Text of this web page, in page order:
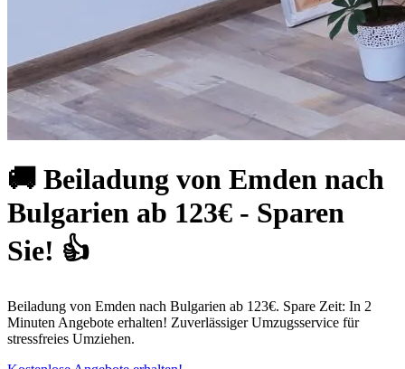
🚚 Beiladung von Emden nach
Bulgarien ab 123€ - Sparen
Sie! 👍
Beiladung von Emden nach Bulgarien ab 123€. Spare Zeit: In 2
Minuten Angebote erhalten! Zuverlässiger Umzugsservice für
stressfreies Umziehen.